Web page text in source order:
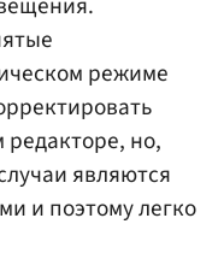
режиме
но,
являются
и поэтому легко